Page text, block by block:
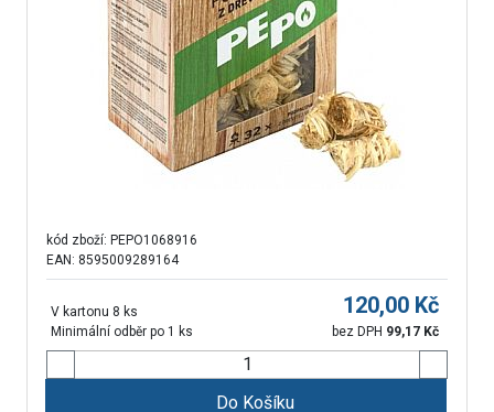
kód zboží: PEPO1068916
EAN: 8595009289164
V kartonu 8 ks
Minimální odběr po 1 ks
120,00 Kč
bez DPH 99,17 Kč
Do Košíku